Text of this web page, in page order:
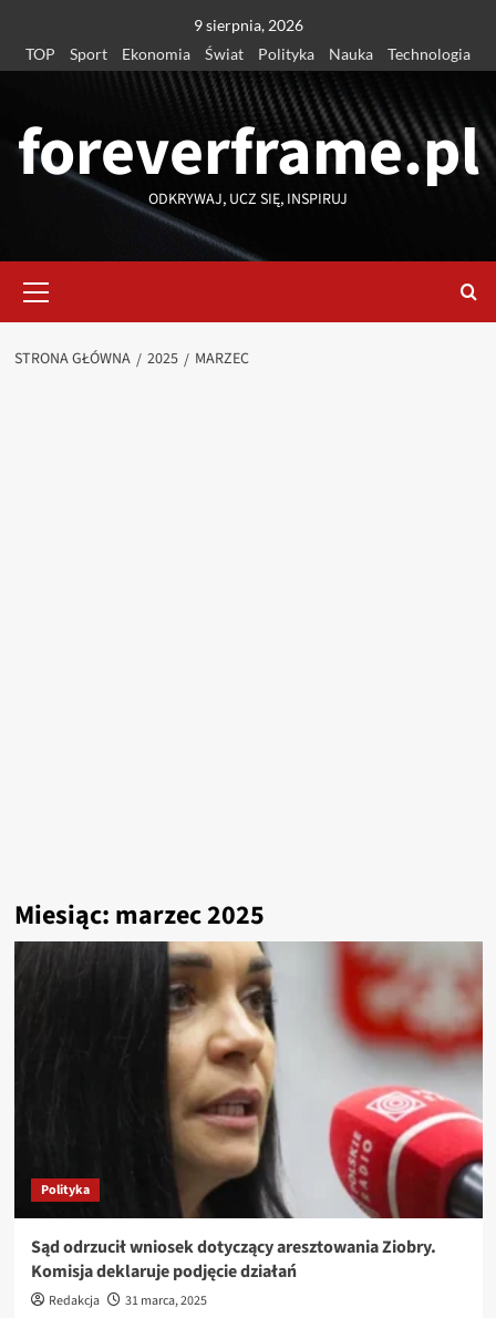
treści
9 sierpnia, 2026
TOP
Sport Ekonomia Świat Polityka Nauka Technologia
foreverframe.pl
ODKRYWAJ, UCZ SIĘ, INSPIRUJ
główne
STRONA GŁÓWNA 2025 MARZEC
Miesiąc: marzec 2025
Polityka
Sąd odrzucił wniosek dotyczący aresztowania Ziobry.
Komisja deklaruje podjęcie działań
Redakcja
31 marca, 2025